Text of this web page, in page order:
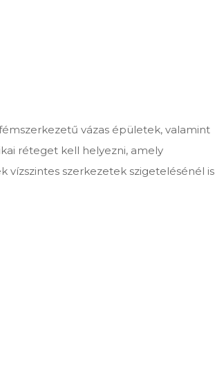
vázas épületek, valamint
réteget kell helyezni, amely
vízszintes szerkezetek szigetelésénél is